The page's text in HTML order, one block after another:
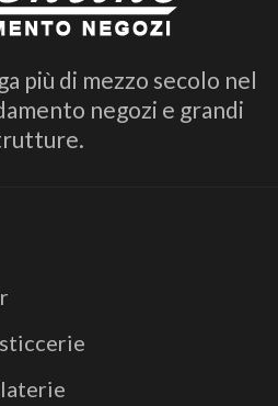
più di mezzo secolo nel
negozi e grandi